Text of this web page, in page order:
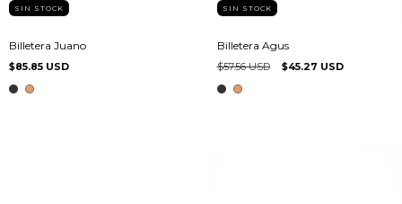
SIN STOCK
Billetera Juano
$85.85 USD
SIN STOCK
Billetera Agus
$57.56 USD $45.27 USD